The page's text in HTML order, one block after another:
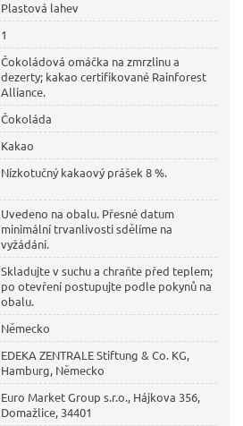
Plastová lahev
1
Čokoládová omáčka na zmrzlinu a
dezerty; kakao certifikované Rainforest
Alliance.
Čokoláda
Kakao
Nízkotučný kakaový prášek 8 %.
Uvedeno na obalu. Přesné datum
minimální trvanlivosti sdělíme na
vyžádání.
Skladujte v suchu a chraňte před teplem;
po otevření postupujte podle pokynů na
obalu.
Německo
EDEKA ZENTRALE Stiftung & Co. KG,
Hamburg, Německo
Euro Market Group s.r.o., Hájkova 356,
Domažlice, 34401